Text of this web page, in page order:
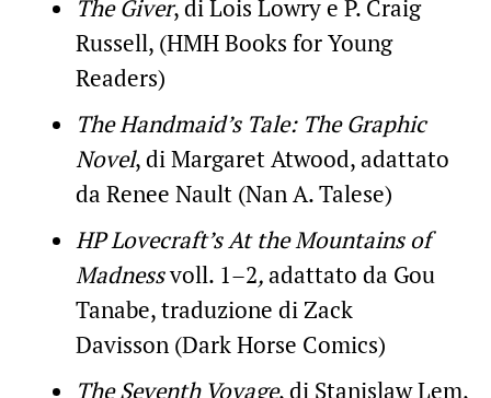
The Giver, di Lois Lowry e P. Craig
Russell, (HMH Books for Young
Readers)
The Handmaid’s Tale: The Graphic
Novel, di Margaret Atwood, adattato
da Renee Nault (Nan A. Talese)
HP Lovecraft’s At the Mountains of
Madnessvoll. 1–2,adattato da Gou
Tanabe, traduzione di Zack
Davisson (Dark Horse Comics)
The Seventh Voyage, di Stanislaw Lem,